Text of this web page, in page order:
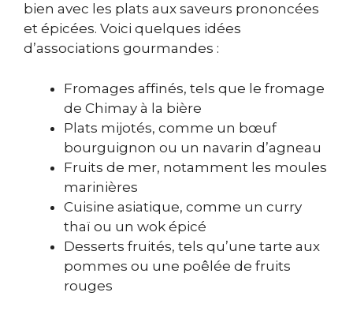
bien avec les plats aux saveurs prononcées
et épicées. Voici quelques idées
d’associations gourmandes :
Fromages affinés, tels que le fromage
de Chimay à la bière
Plats mijotés, comme un bœuf
bourguignon ou un navarin d’agneau
Fruits de mer, notamment les moules
marinières
Cuisine asiatique, comme un curry
thaï ou un wok épicé
Desserts fruités, tels qu’une tarte aux
pommes ou une poêlée de fruits
rouges